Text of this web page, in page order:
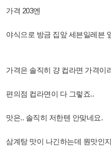
가격 203엔
야식으로 방금 집앞 세븐일레븐
가격은 솔직히 걍 컵라면 가격이
편의점 컵라면이 다 그렇죠..
맛은.. 솔직히 저한텐 안맞네요.
삼계탕 맛이 나긴하는데 뭔맛인